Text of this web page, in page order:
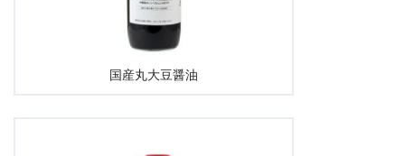
国産丸大豆醤油